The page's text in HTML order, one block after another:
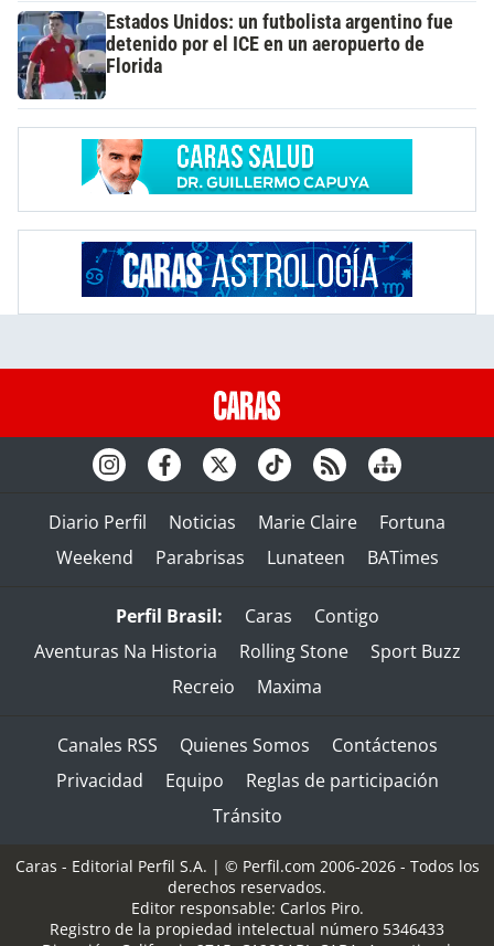
Estados Unidos: un futbolista argentino fue
detenido por el ICE en un aeropuerto de
Florida
Diario Perfil Noticias Marie Claire
Fortuna
Weekend
Parabrisas Lunateen BATimes
Perfil Brasil: Caras
Contigo
Aventuras Na Historia
Rolling Stone
Sport Buzz
Recreio
Maxima
Canales RSS Quienes Somos
Contáctenos
Privacidad
Equipo
Reglas de participación
Tránsito
Caras - Editorial Perfil S.A. | © Perfil.com 2006-2026 - Todos los
derechos reservados.
Editor responsable: Carlos Piro.
Registro de la propiedad intelectual número 5346433